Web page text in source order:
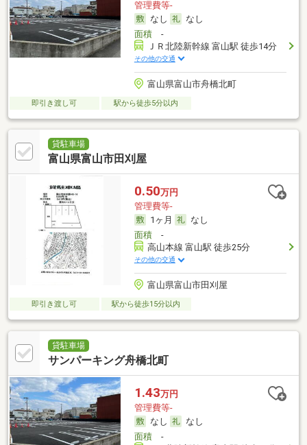
管理費等-
なし
なし
面積-
ＪＲ北陸新幹線 富山駅 徒歩14分
その他の交通
富山県富山市舟橋北町
即引き渡し可 駅から徒歩5分以内
貸駐車場
富山県富山市田刈屋
0.50万円
管理費等-
1ヶ月
なし
面積-
高山本線 富山駅 徒歩25分
その他の交通
富山県富山市田刈屋
即引き渡し可 駅から徒歩15分以内
貸駐車場
サンパーキング舟橋北町
1.43万円
管理費等-
なし
なし
面積-